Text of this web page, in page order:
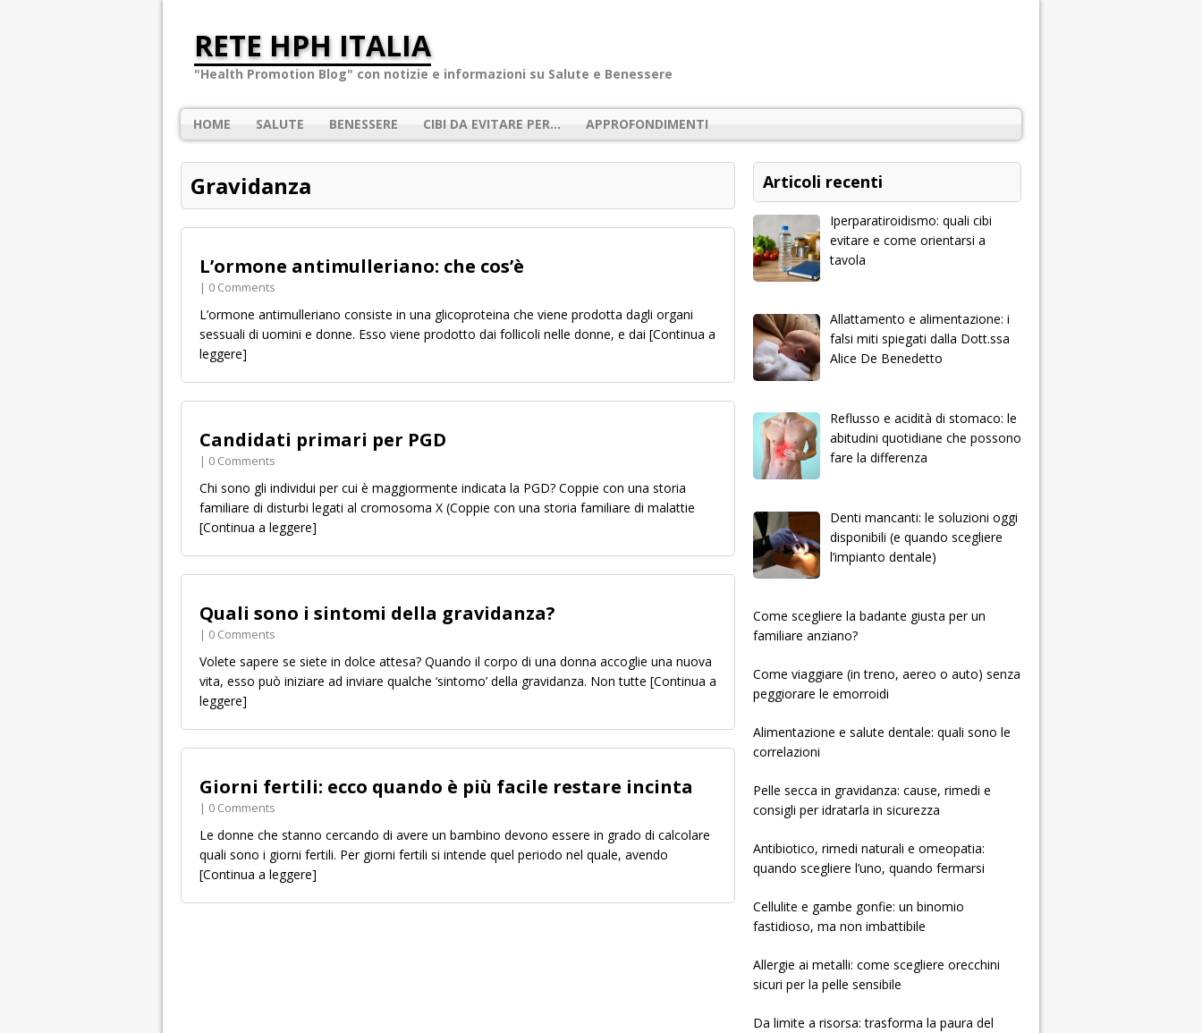
RETE HPH ITALIA
"Health Promotion Blog" con notizie e informazioni su Salute e Benessere
HOME SALUTE BENESSERE CIBI DA EVITARE PER… APPROFONDIMENTI
Gravidanza
L’ormone antimulleriano: che cos’è
| 0 Comments
L’ormone antimulleriano consiste in una glicoproteina che viene prodotta dagli organi
sessuali di uomini e donne. Esso viene prodotto dai follicoli nelle donne, e dai [Continua a
leggere]
Candidati primari per PGD
| 0 Comments
Chi sono gli individui per cui è maggiormente indicata la PGD? Coppie con una storia
familiare di disturbi legati al cromosoma X (Coppie con una storia familiare di malattie
[Continua a leggere]
Quali sono i sintomi della gravidanza?
| 0 Comments
Volete sapere se siete in dolce attesa? Quando il corpo di una donna accoglie una nuova
vita, esso può iniziare ad inviare qualche ‘sintomo’ della gravidanza. Non tutte [Continua a
leggere]
Giorni fertili: ecco quando è più facile restare incinta
| 0 Comments
Le donne che stanno cercando di avere un bambino devono essere in grado di calcolare
quali sono i giorni fertili. Per giorni fertili si intende quel periodo nel quale, avendo
[Continua a leggere]
Articoli recenti
Iperparatiroidismo: quali cibi
evitare e come orientarsi a
tavola
Allattamento e alimentazione: i
falsi miti spiegati dalla Dott.ssa
Alice De Benedetto
Reflusso e acidità di stomaco: le
abitudini quotidiane che possono
fare la differenza
Denti mancanti: le soluzioni oggi
disponibili (e quando scegliere
l’impianto dentale)
­­­­­Come scegliere la badante giusta per un
familiare anziano?
Come viaggiare (in treno, aereo o auto) senza
peggiorare le emorroidi
Alimentazione e salute dentale: quali sono le
correlazioni
Pelle secca in gravidanza: cause, rimedi e
consigli per idratarla in sicurezza
Antibiotico, rimedi naturali e omeopatia:
quando scegliere l’uno, quando fermarsi
Cellulite e gambe gonfie: un binomio
fastidioso, ma non imbattibile
Allergie ai metalli: come scegliere orecchini
sicuri per la pelle sensibile
Da limite a risorsa: trasforma la paura del